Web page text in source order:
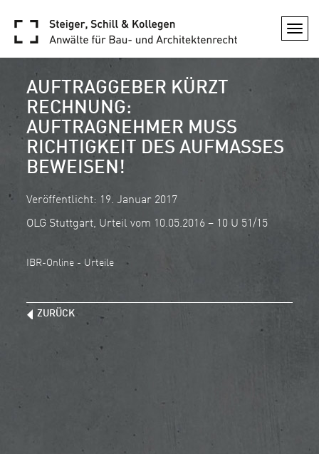
AUFTRAGGEBER KÜRZT
RECHNUNG:
AUFTRAGNEHMER MUSS
RICHTIGKEIT DES AUFMASSES B
EWEISEN!
Veröffentlicht: 19. Januar 2017
OLG Stuttgart, Urteil vom 10.05.2016 – 10 U 51/15
IBR-Online - Urteile
ZURÜCK